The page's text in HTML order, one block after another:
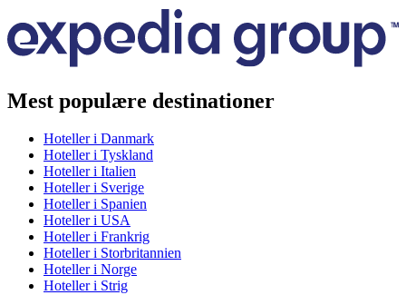
Mest populære destinationer
Hoteller i Danmark
Hoteller i Tyskland
Hoteller i Italien
Hoteller i Sverige
Hoteller i Spanien
Hoteller i USA
Hoteller i Frankrig
Hoteller i Storbritannien
Hoteller i Norge
Hoteller i Strig